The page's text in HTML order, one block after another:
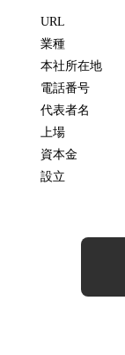
URL
業種
本社所在地
電話番号
代表者名
上場
資本金
設立